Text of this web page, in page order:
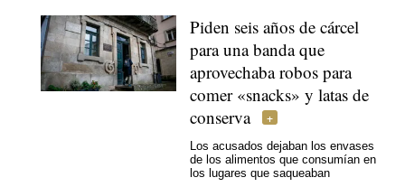
Piden seis años de cárcel
para una banda que
aprovechaba robos para
comer «snacks» y latas de
conserva
Los acusados dejaban los envases
de los alimentos que consumían en
los lugares que saqueaban